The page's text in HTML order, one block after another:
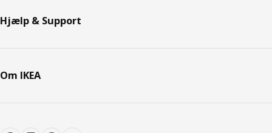
Hjælp & Support
Om IKEA